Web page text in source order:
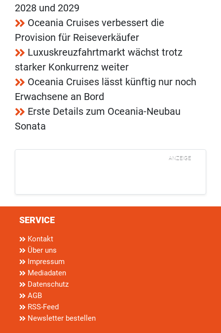
2028 und 2029
Oceania Cruises verbessert die
Provision für Reiseverkäufer
Luxuskreuzfahrtmarkt wächst trotz
starker Konkurrenz weiter
Oceania Cruises lässt künftig nur noch
Erwachsene an Bord
Erste Details zum Oceania-Neubau
Sonata
ANZEIGE
SERVICE
Kontakt
Über uns
Impressum
Mediadaten
Datenschutz
AGB
RSS-Feed
Newsletter bestellen